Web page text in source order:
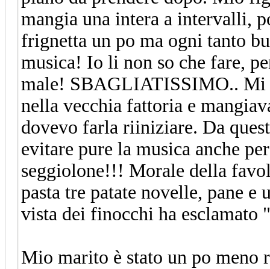
mangia una intera a intervalli,
frignetta un po ma ogni tanto
musica! Io li non so che fare,
male! SBAGLIATISSIMO.. Mi
nella vecchia fattoria e
dovevo farla riiniziare. Da
evitare pure la musica anche
seggiolone!!! Morale della
pasta tre patate novelle, pane
vista dei finocchi ha esclamato
Mio marito è stato un po